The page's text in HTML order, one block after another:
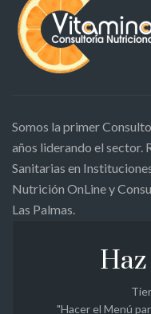
Somos la primer
años liderando el sector.
Sanitarias en
Nutrición OnLine y
Las Palmas.
"Hacer el Menú